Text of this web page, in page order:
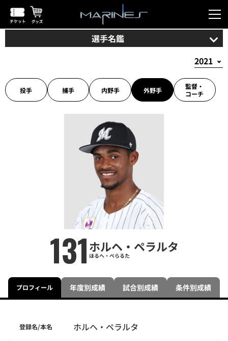
選手名鑑
投手 捕手 内野手 外野手
監督・
コーチ
131ホルヘ・ペラルタ
ほるへ・ぺらるた
プロフィール 年度別成績 試合別成績 条件別成績
登録名/本名 ホルヘ・ペラルタ